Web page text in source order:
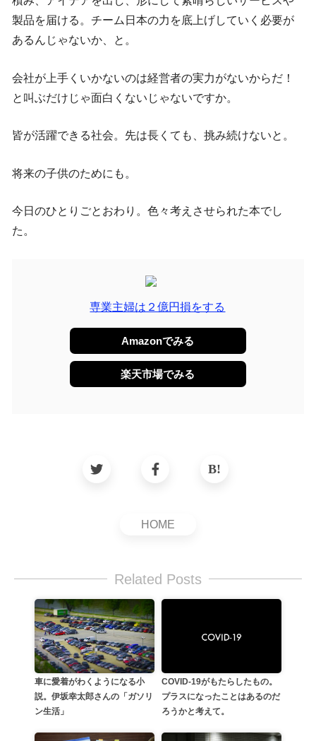
製品を届ける。チーム日本の力を底上げしていく必要が
あるんじゃないか、と。
会社が上手くいかないのは経営者の実力がないからだ！
と叫ぶだけじゃ面白くないじゃないですか。
皆が活躍できる社会。先は長くても、挑み続けないと。
将来の子供のためにも。
今日のひとりごとおわり。色々考えさせられた本でし
た。
専業主婦は２億円損をする
Amazonでみる
楽天市場でみる
HOME
Related Posts
車に愛着がわくようになる小
説。伊坂幸太郎さんの「ガソリ
ン生活」
COVID-19がもたらしたもの。
プラスになったことはあるのだ
ろうかと考えて。